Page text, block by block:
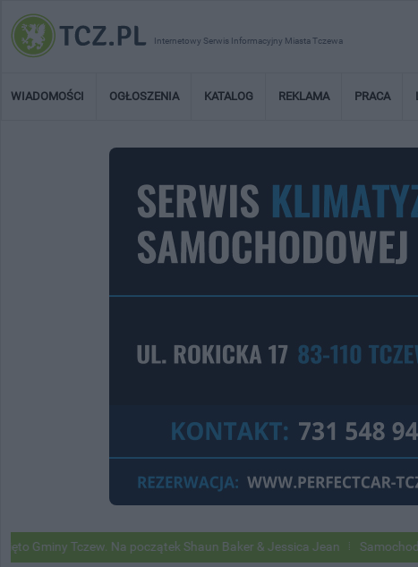
Internetowy Serwis Informacyjny Miasta Tczewa
WIADOMOŚCI OGŁOSZENIA KATALOG REKLAMA PRACA
Na początek Shaun Baker & Jessica Jean Samochody Google